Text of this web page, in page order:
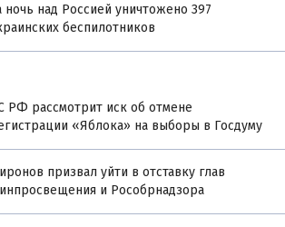
ночь над Россией уничтожено 397
беспилотников
РФ рассмотрит иск об отмене
«Яблока» на выборы в Госдуму
призвал уйти в отставку глав
и Рособрнадзора